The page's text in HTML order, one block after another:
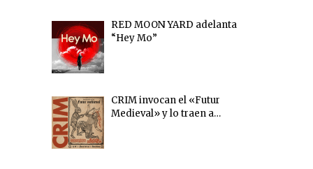
RED MOON YARD adelanta
“Hey Mo”
CRIM invocan el «Futur
Medieval» y lo traen a…